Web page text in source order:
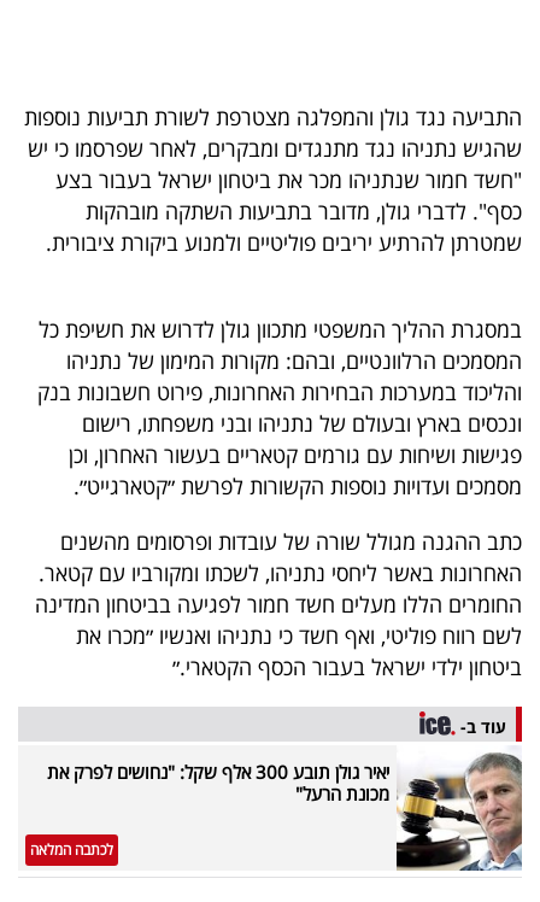
הכלכלי
פודקאסט
40
UNDER
שיתופי
פעולה
דרושים
ניוזלטרים
אדום
פרסמו
באייס
התביעה נגד גולן והמפלגה מצטרפת לשורת תביעות נוספות
שהגיש נתניהו נגד מתנגדים ומבקרים, לאחר שפרסמו כי יש
"חשד חמור שנתניהו מכר את ביטחון ישראל בעבור בצע
כסף". לדברי גולן, מדובר בתביעות השתקה מובהקות
שמטרתן להרתיע יריבים פוליטיים ולמנוע ביקורת ציבורית.
במסגרת ההליך המשפטי מתכוון גולן לדרוש את חשיפת כל
המסמכים הרלוונטיים, ובהם: מקורות המימון של נתניהו
והליכוד במערכות הבחירות האחרונות, פירוט חשבונות בנק
ונכסים בארץ ובעולם של נתניהו ובני משפחתו, רישום
פגישות ושיחות עם גורמים קטאריים בעשור האחרון, וכן
מסמכים ועדויות נוספות הקשורות לפרשת ״קטארגייט״.
כתב ההגנה מגולל שורה של עובדות ופרסומים מהשנים
האחרונות באשר ליחסי נתניהו, לשכתו ומקורביו עם קטאר.
החומרים הללו מעלים חשד חמור לפגיעה בביטחון המדינה
לשם רווח פוליטי, ואף חשד כי נתניהו ואנשיו ״מכרו את
ביטחון ילדי ישראל בעבור הכסף הקטארי.״
עוד ב-
יאיר גולן תובע 300 אלף שקל: "נחושים לפרק את
מכונת הרעל"
לכתבה המלאה